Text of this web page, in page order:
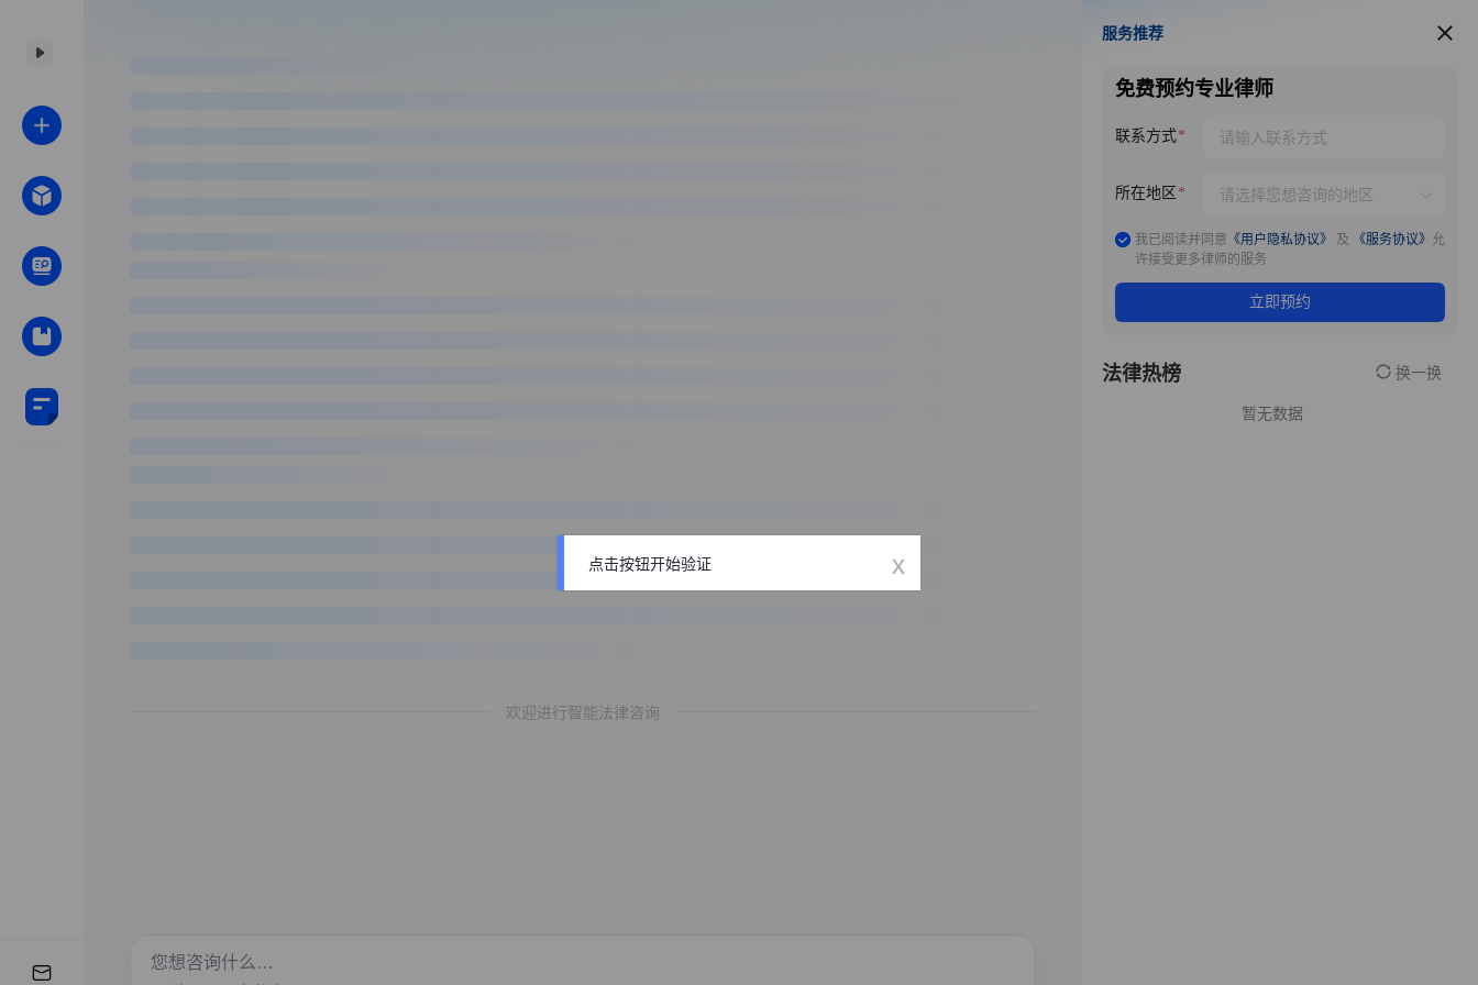
欢迎进行智能法律咨询
服务推荐
服务推荐
免费预约专业律师
联系方式
所在地区
我已阅读并同意 《用户隐私协议》 及 《服务协议》 允
许接受更多律师的服务
立即预约
法律热榜 换一换
暂无数据
点击按钮开始验证 x